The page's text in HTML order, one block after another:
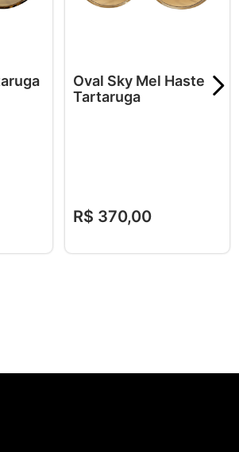
Oval Sky Mel Haste
Tartaruga
R$ 370,00